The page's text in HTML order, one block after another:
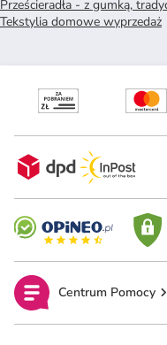
Prześcieradła - z gumką,
Tekstylia domowe wyprzedaż
Centrum Pomocy